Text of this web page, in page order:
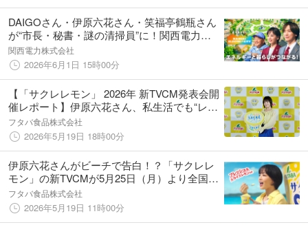
DAIGOさん・伊原六花さん・笑福亭鶴瓶さん
が“市長・秘書・謎の清掃員”に！関西電力の
新TVCMシリーズ「KANSAI ELECTRICITY」
6月１日放映開始
関西電力株式会社
2026年6月1日 15時00分
【「サクレレモン」 2026年 新TVCM発表会開
催レポート】伊原六花さん、私生活でも“レモ
ン愛”溢れるトークを披露！〜「サクレクイ
ズ」全問正解で120cm超の巨大スプーン贈呈
に「玄関に飾ります！」〜
フタバ食品株式会社
2026年5月19日 18時00分
伊原六花さんがビーチで告白！？「サクレレ
モン」の新TVCMが5月25日（月）より全国で
順次放送開始！記録的猛暑が予想される本夏
こそ、サクサク食感のサクレで爽やかな気分
を！
フタバ食品株式会社
2026年5月19日 11時00分